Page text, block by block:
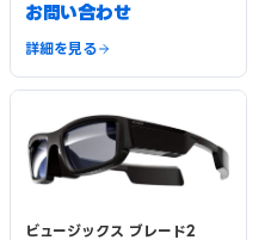
お問い合わせ
詳細を見る
ビュージックス ブレード2